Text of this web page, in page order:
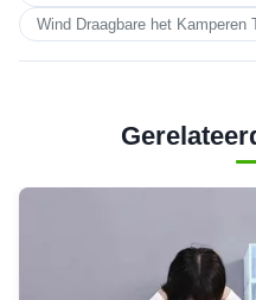
Wind Draagbare het Kamperen